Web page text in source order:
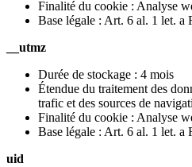
Finalité du cookie : Analyse
Base légale : Art. 6 al. 1 let. a
__utmz
Durée de stockage : 4 mois
Étendue du traitement des
trafic et des sources de
Finalité du cookie : Analyse
Base légale : Art. 6 al. 1 let. a
uid